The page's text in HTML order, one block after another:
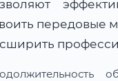
передовые